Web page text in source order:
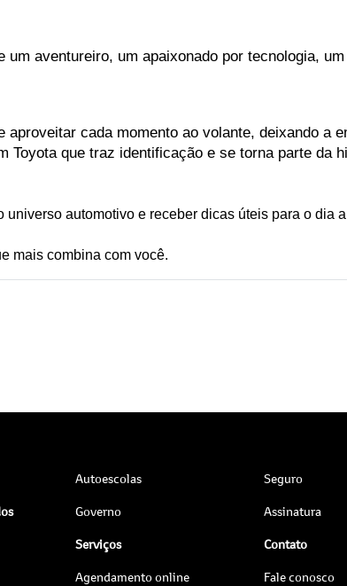
aventureiro, um apaixonado por tecnologia,
cada momento ao volante, deixando a
Toyota que traz identificação e se torna parte da
universo automotivo e receber dicas úteis para o dia
mais combina com você.
Autoescolas
Governo
Serviços
Agendamento online
Seguro
Assinatura
Contato
Fale conosco